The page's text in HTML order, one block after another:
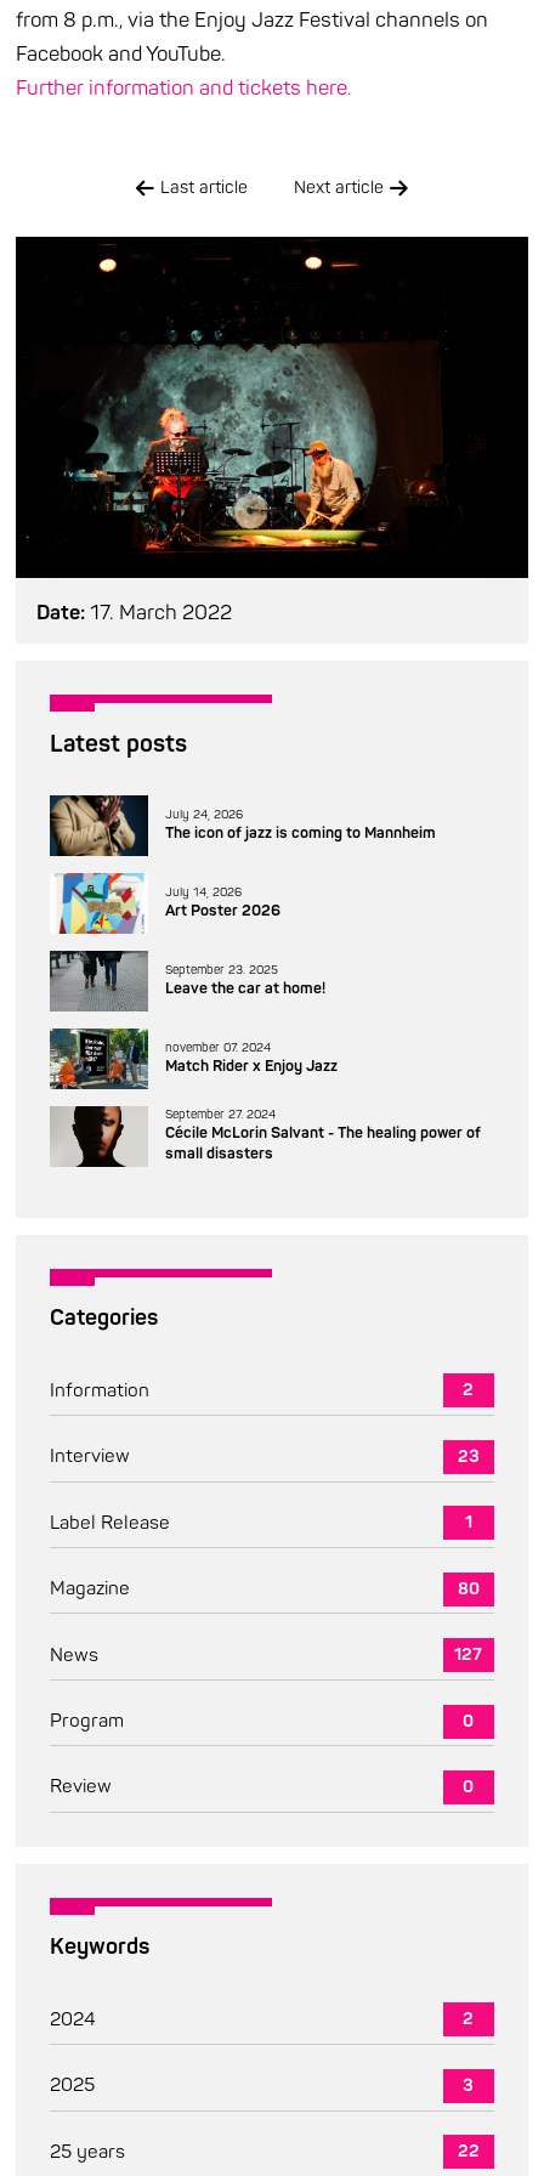
from 8 p.m., via the Enjoy Jazz Festival channels on
Facebook and YouTube.
Further information and tickets here.
Last article Next article
Date:17. March 2022
Latest posts
July 24, 2026
The icon of jazz is coming to Mannheim
July 14, 2026
Art Poster 2026
September 23. 2025
Leave the car at home!
november 07. 2024
Match Rider x Enjoy Jazz
September 27. 2024
Cécile McLorin Salvant - The healing power of
small disasters
Categories
Information 2
Interview 23
Label Release 1
Magazine 80
News 127
Program 0
Review 0
Keywords
2024 2
2025 3
25 years 22